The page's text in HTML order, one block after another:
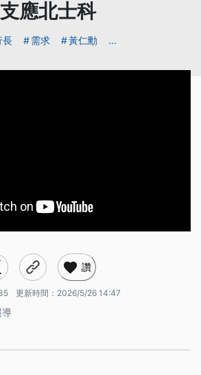
應北士科
長 需求 黃仁勳 ...
讚
更新時間： 2026/5/26 14:47
導